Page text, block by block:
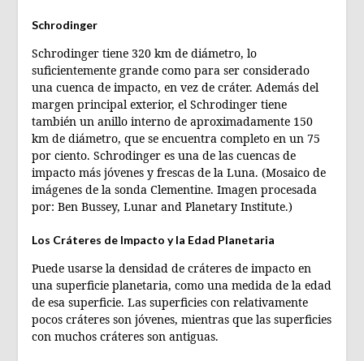
Schrodinger
Schrodinger tiene 320 km de diámetro, lo
suficientemente grande como para ser considerado
una cuenca de impacto, en vez de cráter. Además del
margen principal exterior, el Schrodinger tiene
también un anillo interno de aproximadamente 150
km de diámetro, que se encuentra completo en un 75
por ciento. Schrodinger es una de las cuencas de
impacto más jóvenes y frescas de la Luna. (Mosaico de
imágenes de la sonda Clementine. Imagen procesada
por: Ben Bussey, Lunar and Planetary Institute.)
Los Cráteres de Impacto y la Edad Planetaria
Puede usarse la densidad de cráteres de impacto en
una superficie planetaria, como una medida de la edad
de esa superficie. Las superficies con relativamente
pocos cráteres son jóvenes, mientras que las superficies
con muchos cráteres son antiguas.